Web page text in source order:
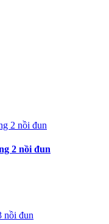
2 nồi đun